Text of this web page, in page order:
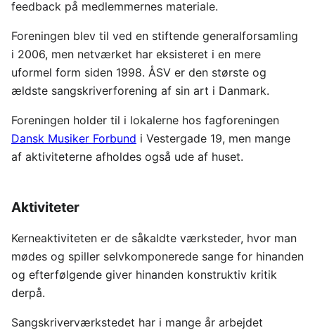
feedback på medlemmernes materiale.
Foreningen blev til ved en stiftende generalforsamling
i 2006, men netværket har eksisteret i en mere
uformel form siden 1998. ÅSV er den største og
ældste sangskriverforening af sin art i Danmark.
Foreningen holder til i lokalerne hos fagforeningen
Dansk Musiker Forbund i Vestergade 19, men mange
af aktiviteterne afholdes også ude af huset.
Aktiviteter
Kerneaktiviteten er de såkaldte værksteder, hvor man
mødes og spiller selvkomponerede sange for hinanden
og efterfølgende giver hinanden konstruktiv kritik
derpå.
Sangskriverværkstedet har i mange år arbejdet